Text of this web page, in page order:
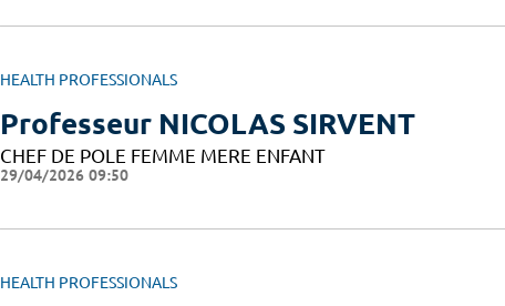
HEALTH PROFESSIONALS
Professeur NICOLAS SIRVENT
CHEF DE POLE FEMME MERE ENFANT
29/04/2026 09:50
HEALTH PROFESSIONALS